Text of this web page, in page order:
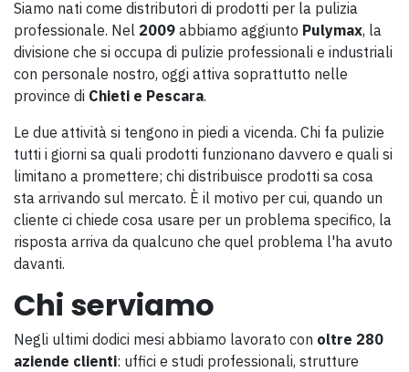
Siamo nati come distributori di prodotti per la pulizia
professionale. Nel 2009 abbiamo aggiunto Pulymax, la
divisione che si occupa di pulizie professionali e industriali
con personale nostro, oggi attiva soprattutto nelle
province di Chieti e Pescara.
Le due attività si tengono in piedi a vicenda. Chi fa pulizie
tutti i giorni sa quali prodotti funzionano davvero e quali si
limitano a promettere; chi distribuisce prodotti sa cosa
sta arrivando sul mercato. È il motivo per cui, quando un
cliente ci chiede cosa usare per un problema specifico, la
risposta arriva da qualcuno che quel problema l'ha avuto
davanti.
Chi serviamo
Negli ultimi dodici mesi abbiamo lavorato con oltre 280
aziende clienti: uffici e studi professionali, strutture